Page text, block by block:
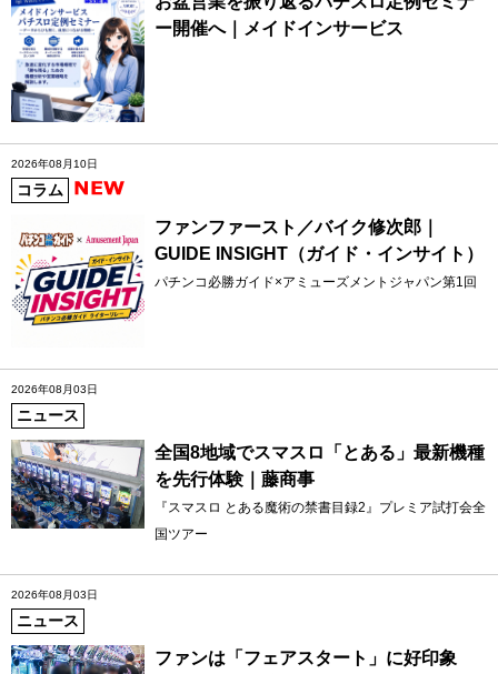
ー開催へ｜メイドインサービス
2026年08月10日
コラム
ファンファースト／バイク修次郎｜
GUIDE INSIGHT（ガイド・インサイト）
パチンコ必勝ガイド×アミューズメントジャパン第1回
2026年08月03日
ニュース
全国8地域でスマスロ「とある」最新機種
を先行体験｜藤商事
『スマスロ とある魔術の禁書目録2』プレミア試打会全
国ツアー
2026年08月03日
ニュース
ファンは「フェアスタート」に好印象